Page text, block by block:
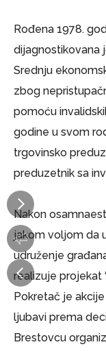
Rođena 1978.
dijagnostikovana
Srednju
zbog
pomoću
godine u svom
trgovinsko
preduzetnik sa
Nakon
jakom voljom da
udruženje
realizuje projekat
Pokretač je akcije
ljubavi prema
Brestovcu